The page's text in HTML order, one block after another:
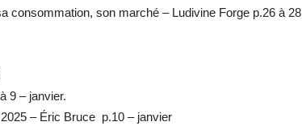
consommation, son marché – Ludivine Forge p.26 à 28
9 – janvier.
– Éric Bruce p.10 – janvier